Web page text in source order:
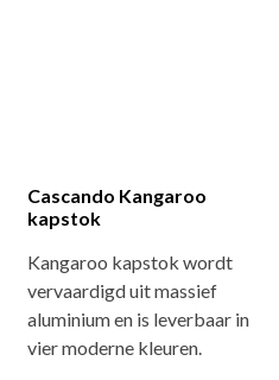
Cascando Kangaroo
kapstok
Kangaroo kapstok wordt
vervaardigd uit massief
aluminium en is leverbaar in
vier moderne kleuren.